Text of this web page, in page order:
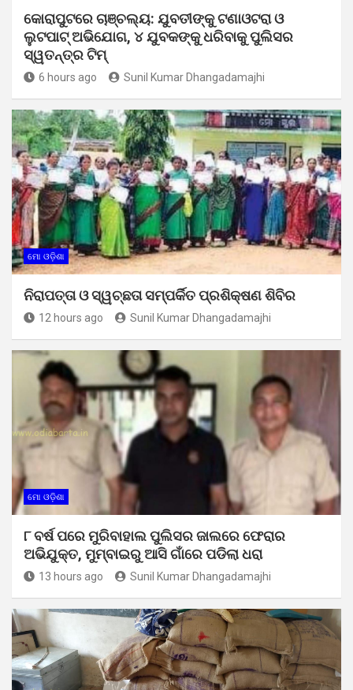
କୋରାପୁଟରେ ଚାଞ୍ଚଲ୍ୟ: ଯୁବତୀଙ୍କୁ ଟଣାଓଟରା ଓ
ଲୁଟପାଟ୍ ଅଭିଯୋଗ, ୪ ଯୁବକଙ୍କୁ ଧରିବାକୁ ପୁଲିସର
ସ୍ୱତନ୍ତ୍ର ଟିମ୍
6 hours ago Sunil Kumar Dhangadamajhi
ମୋ ଓଡ଼ିଶା
ନିରାପତ୍ତା ଓ ସ୍ୱଚ୍ଛତା ସମ୍ପର୍କିତ ପ୍ରଶିକ୍ଷଣ ଶିବିର
12 hours ago Sunil Kumar Dhangadamajhi
ମୋ ଓଡ଼ିଶା
୮ ବର୍ଷ ପରେ ମୁରିବାହାଲ ପୁଲିସର ଜାଲରେ ଫେରାର
ଅଭିଯୁକ୍ତ, ମୁମ୍ବାଇରୁ ଆସି ଗାଁରେ ପଡିଲା ଧରା
13 hours ago Sunil Kumar Dhangadamajhi